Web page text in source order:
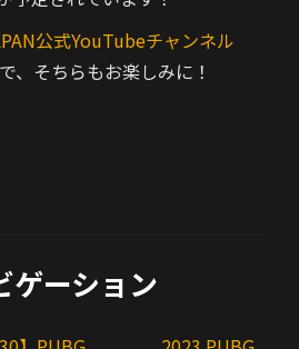
公式YouTubeチャンネル
、そちらもお楽しみに！
ゲーション